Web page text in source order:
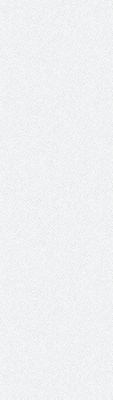
( مشعل
وزير حقوق